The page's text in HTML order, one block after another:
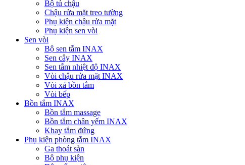
Bộ tủ chậu
Chậu rửa mặt treo tường
Phụ kiện chậu rửa mặt
Phụ kiện sen vòi
Sen vòi
Bộ sen tắm INAX
Sen cây INAX
Sen tắm nhiệt độ INAX
Vòi chậu rửa mặt INAX
Vòi xả bồn tắm
Vòi bếp
Bồn tắm INAX
Bồn tắm massage
Bồn tắm chân yếm INAX
Khay tắm đứng
Phụ kiện phòng tắm INAX
Ga thoát sàn
Bộ phụ kiện